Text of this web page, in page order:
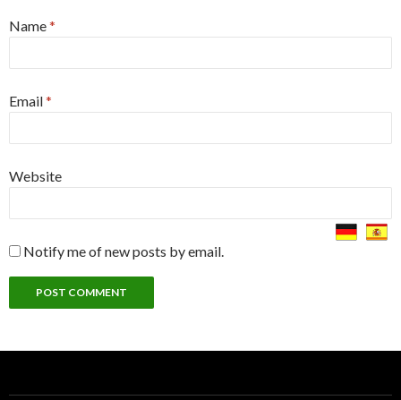
Name*
Email*
Website
Notify me of new posts by email.